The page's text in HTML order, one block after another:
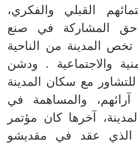
القبلي والفكري،
المشاركة في صنع
تخص المدينة من الناحية
والاجتماعية . ودشن
مع سكان المدينة
آرائهم، والمساهمة في
آخرها كان مؤتمر
الذي عقد في مقديشو